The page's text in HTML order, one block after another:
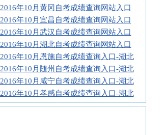
2016年10月黄冈自考成绩查询网站入口
2016年10月宜昌自考成绩查询网站入口
2016年10月武汉自考成绩查询网站入口
2016年10月湖北自考成绩查询网站入口
2016年10月恩施自考成绩查询入口-湖北
2016年10月随州自考成绩查询入口-湖北
2016年10月咸宁自考成绩查询入口-湖北
2016年10月孝感自考成绩查询入口-湖北